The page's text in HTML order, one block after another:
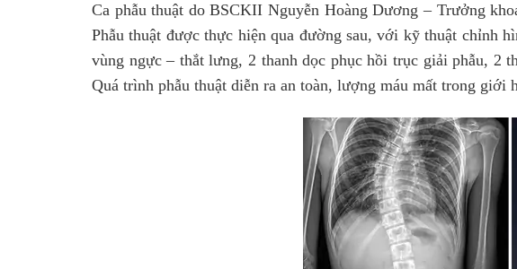
Ca phẫu thuật do BSCKII Nguyễn Hoàng Dương – Trưởng
Phẫu thuật được thực hiện qua đường sau, với kỹ thuật chỉnh
vùng ngực – thắt lưng, 2 thanh dọc phục hồi trục giải phẫu, 2
Quá trình phẫu thuật diễn ra an toàn, lượng máu mất trong giới